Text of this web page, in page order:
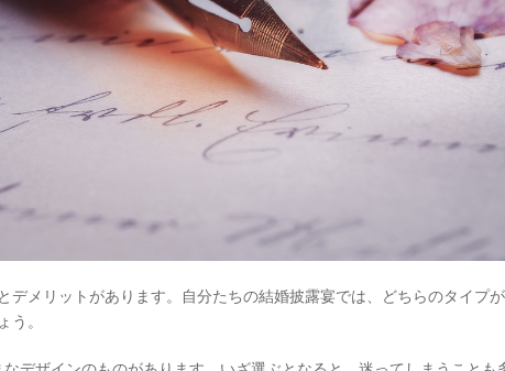
デメリットがあります。自分たちの結婚披露宴では、どちらのタイプ
。